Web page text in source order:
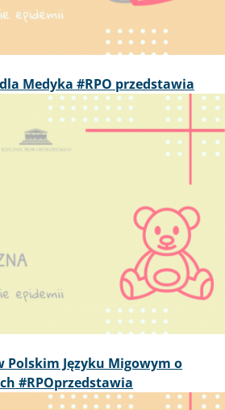
Medyka #RPO przedstawia
Polskim Języku Migowym o
#RPOprzedstawia